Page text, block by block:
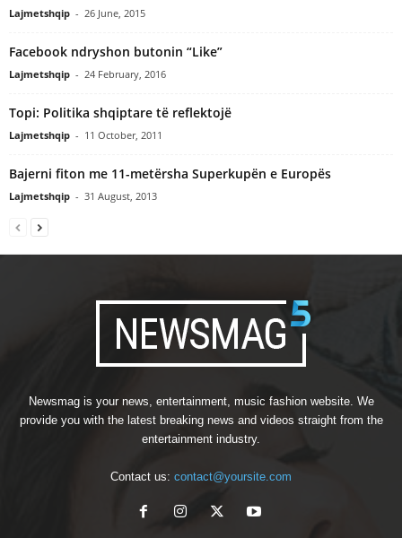
Lajmetshqip - 26 June, 2015
Facebook ndryshon butonin “Like”
Lajmetshqip - 24 February, 2016
Topi: Politika shqiptare të reflektojë
Lajmetshqip - 11 October, 2011
Bajerni fiton me 11-metërsha Superkupën e Europës
Lajmetshqip - 31 August, 2013
Newsmag is your news, entertainment, music fashion website. We
provide you with the latest breaking news and videos straight from the
entertainment industry.
Contact us: contact@yoursite.com